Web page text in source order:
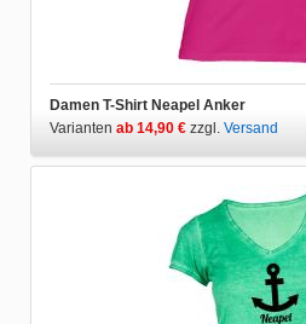
Damen T-Shirt Neapel Anker
Varianten ab 14,90 € zzgl. Versand